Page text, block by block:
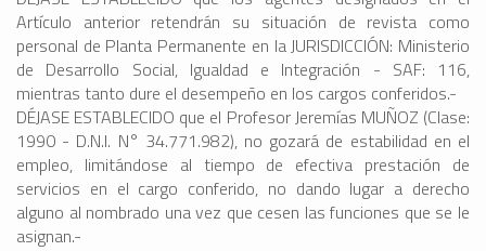
Artículo anterior retendrán su situación de revista como
personal de Planta Permanente en la JURISDICCIÓN: Ministerio
de Desarrollo Social, Igualdad e Integración - SAF: 116,
mientras tanto dure el desempeño en los cargos conferidos.-
DÉJASE ESTABLECIDO que el Profesor Jeremías MUÑOZ (Clase:
1990 - D.N.I. N° 34.771.982), no gozará de estabilidad en el
empleo, limitándose al tiempo de efectiva prestación de
servicios en el cargo conferido, no dando lugar a derecho
alguno al nombrado una vez que cesen las funciones que se le
asignan.-